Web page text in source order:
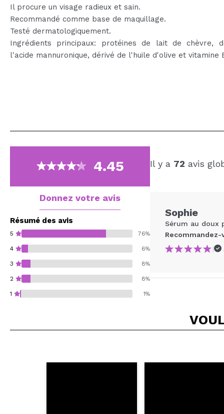
Il procure un visage radieux et sain.
Recommandé comme base de maquillage.
Testé dermatologiquement.
Ingrédients principaux: protéines de lait de chèvre,
l'acide mannuronique, dérivé de l'huile d'olive et vitamine
4.45
Donnez votre avis
Résumé des avis
5 76%
4 6%
3 8%
2 8%
1 1%
Il y a 72 avis
Sophie
Sérum au doux
|